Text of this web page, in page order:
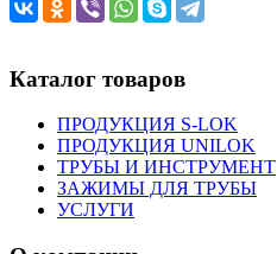
Каталог товаров
ПРОДУКЦИЯ S-LOK
ПРОДУКЦИЯ UNILOK
ТРУБЫ И ИНСТРУМЕНТ
ЗАЖИМЫ ДЛЯ ТРУБЫ
УСЛУГИ